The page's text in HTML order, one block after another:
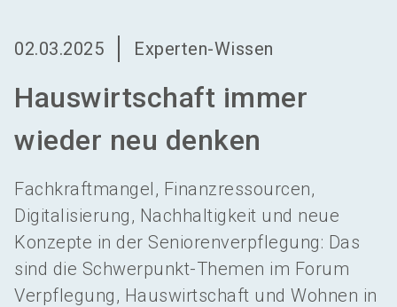
02.03.2025 Experten-Wissen
Hauswirtschaft immer
wieder neu denken
Fachkraftmangel, Finanzressourcen,
Digitalisierung, Nachhaltigkeit und neue
Konzepte in der Seniorenverpflegung: Das
sind die Schwerpunkt-Themen im Forum
Verpflegung, Hauswirtschaft und Wohnen in